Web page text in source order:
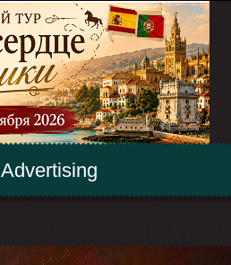
Advertising